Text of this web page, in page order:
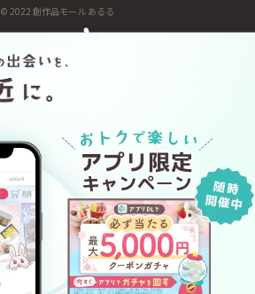
© 2022 創作品モール あるる